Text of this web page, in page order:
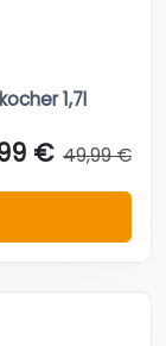
1,7l
€ 49,99 €